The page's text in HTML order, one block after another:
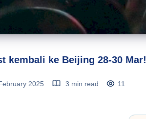
kembali ke Beijing 28-30 Mar!
2025 3 min read 11